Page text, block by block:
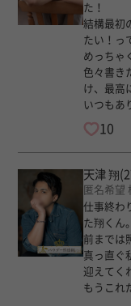
た！
結構最初
たい！っ
めっちゃ
色々書き
け、最高
いつもあ
10
天津 翔
匿名希望
仕事終わ
た翔くん。
前までは
真っ直ぐ
迎えてく
もうこれ